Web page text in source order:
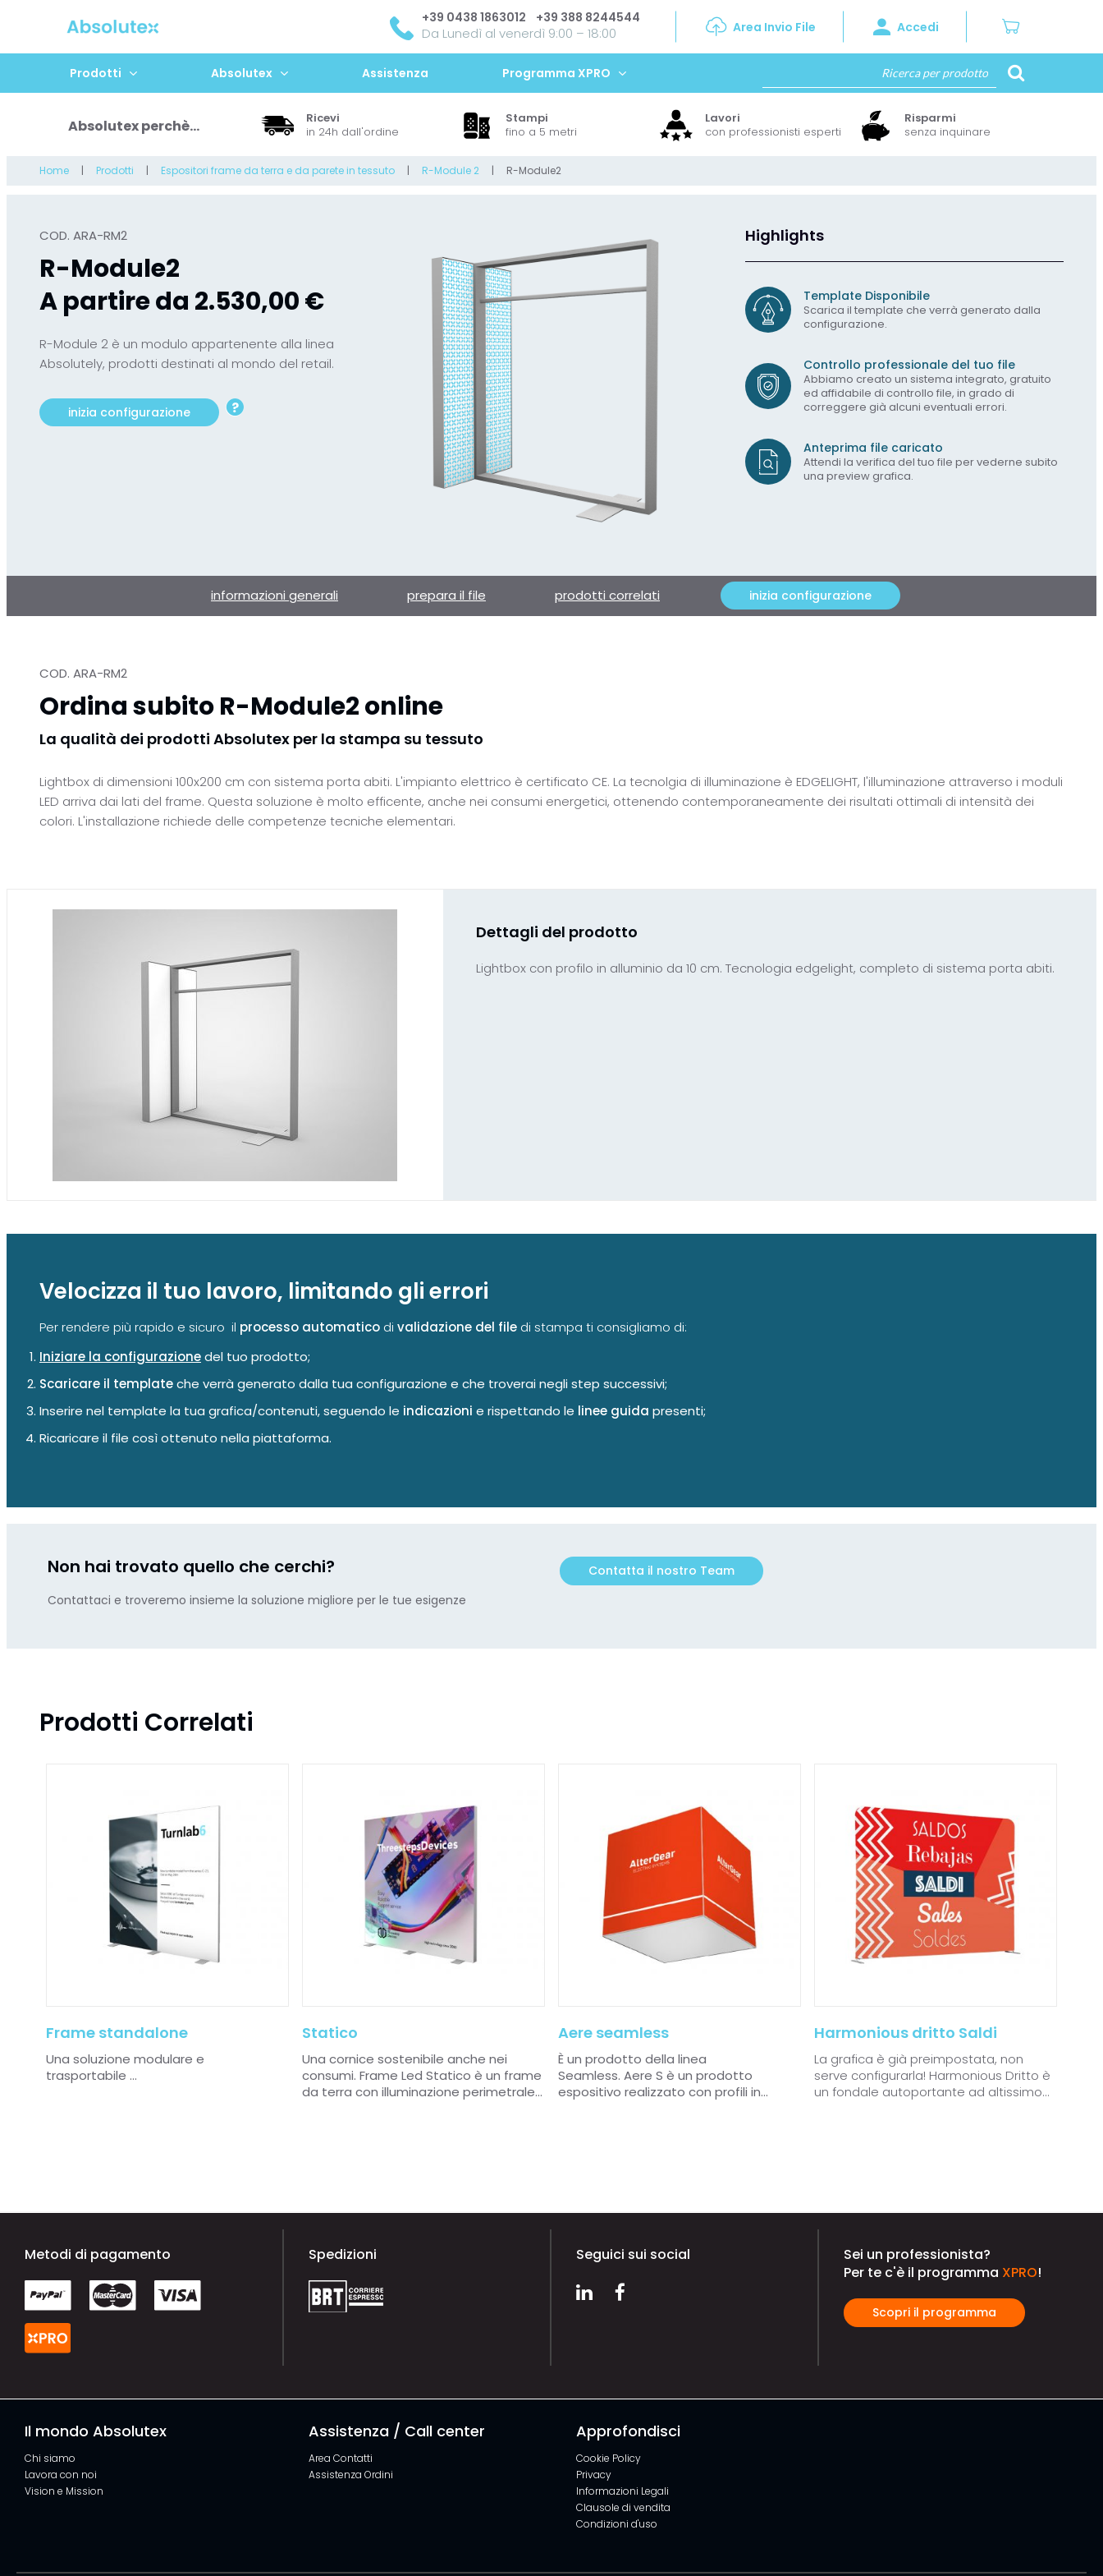
+39 0438 1863012 +39 388 8244544
Da Lunedì al venerdì 9:00 – 18:00 Area Invio File Accedi
Prodotti Absolutex Assistenza Programma XPRO
Absolutex perchè...
Ricevi
in 24h dall'ordine
Stampi
fino a 5 metri
Lavori
con professionisti esperti
Risparmi
senza inquinare
Home Prodotti Espositori frame da terra e da parete in tessuto R-Module 2 R-Module2
COD. ARA-RM2
R-Module2
A partire da 2.530,00 €
R-Module 2 è un modulo appartenente alla linea
Absolutely, prodotti destinati al mondo del retail.
inizia configurazione
Highlights
Template Disponibile
Scarica il template che verrà generato dalla
configurazione.
Controllo professionale del tuo file
Abbiamo creato un sistema integrato, gratuito
ed affidabile di controllo file, in grado di
correggere già alcuni eventuali errori.
Anteprima file caricato
Attendi la verifica del tuo file per vederne subito
una preview grafica.
informazioni generali prepara il file prodotti correlati inizia configurazione
COD. ARA-RM2
Ordina subito R-Module2 online
La qualità dei prodotti Absolutex per la stampa su tessuto
Lightbox di dimensioni 100x200 cm con sistema porta abiti. L'impianto elettrico è certificato CE. La tecnolgia di illuminazione è EDGELIGHT, l'illuminazione attraverso i moduli
LED arriva dai lati del frame. Questa soluzione è molto efficente, anche nei consumi energetici, ottenendo contemporaneamente dei risultati ottimali di intensità dei
colori. L'installazione richiede delle competenze tecniche elementari.
Dettagli del prodotto
Lightbox con profilo in alluminio da 10 cm. Tecnologia edgelight, completo di sistema porta abiti.
Velocizza il tuo lavoro, limitando gli errori
Per rendere più rapido e sicuro il processo automatico di validazione del file di stampa ti consigliamo di:
Iniziare la configurazionedel tuo prodotto;
Scaricare il templateche verrà generato dalla tua configurazione e che troverai negli step successivi;
Inserire nel template la tua grafica/contenuti, seguendo le indicazioni e rispettando le linee guida presenti;
Ricaricare il file così ottenuto nella piattaforma.
Non hai trovato quello che cerchi?
Contattaci e troveremo insieme la soluzione migliore per le tue esigenze
Contatta il nostro Team
Prodotti Correlati
Frame standalone
Una soluzione modulare e
trasportabile ...
Statico
Una cornice sostenibile anche nei
consumi. Frame Led Statico è un frame
da terra con illuminazione perimetrale...
Aere seamless
È un prodotto della linea
Seamless. Aere S è un prodotto
espositivo realizzato con profili in...
Harmonious dritto Saldi
La grafica è già preimpostata, non
serve configurarla! Harmonious Dritto è
un fondale autoportante ad altissimo...
Metodi di pagamento Spedizioni Seguici sui social
Sei un professionista?
Per te c'è il programma XPRO!
Scopri il programma
Il mondo Absolutex
Chi siamo
Lavora con noi
Vision e Mission
Assistenza / Call center
Area Contatti
Assistenza Ordini
Approfondisci
Cookie Policy
Privacy
Informazioni Legali
Clausole di vendita
Condizioni d'uso